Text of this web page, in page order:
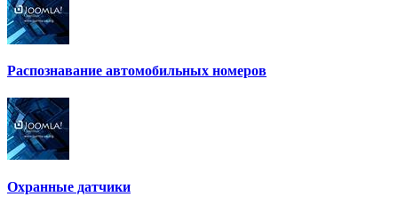
Распознавание автомобильных номеров
Охранные датчики